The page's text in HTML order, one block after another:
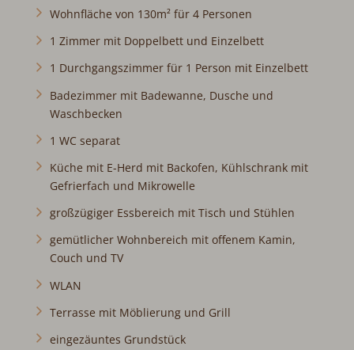
Wohnfläche von 130m² für 4 Personen
1 Zimmer mit Doppelbett und Einzelbett
1 Durchgangszimmer für 1 Person mit Einzelbett
Badezimmer mit Badewanne, Dusche und
Waschbecken
1 WC separat
Küche mit E-Herd mit Backofen, Kühlschrank mit
Gefrierfach und Mikrowelle
großzügiger Essbereich mit Tisch und Stühlen
gemütlicher Wohnbereich mit offenem Kamin,
Couch und TV
WLAN
Terrasse mit Möblierung und Grill
eingezäuntes Grundstück